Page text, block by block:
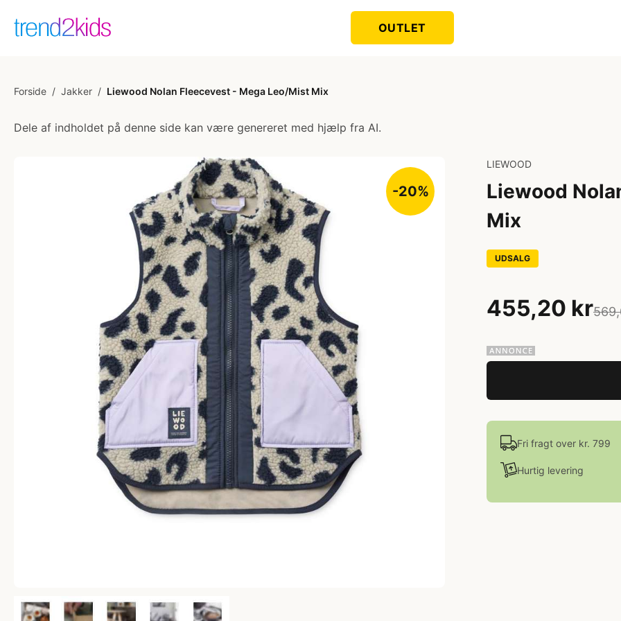
OUTLET
Forside / Jakker / Liewood Nolan Fleecevest - Mega Leo/Mist Mix
Dele af indholdet på denne side kan være genereret med hjælp fra AI.
-20%
LIEWOOD
Liewood
Mix
UDSALG
455,20 kr
Fri fragt over kr. 799
Hurtig levering